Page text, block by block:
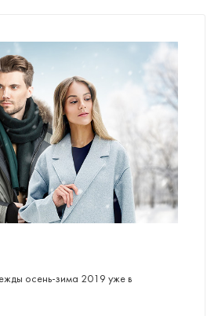
осень-зима 2019 уже в